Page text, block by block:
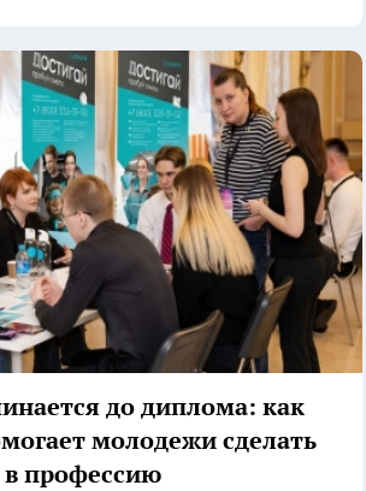
до диплома: как
молодежи сделать
профессию